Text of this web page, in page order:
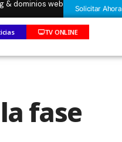
& dominios web Solicitar Ahora
TV ONLINE
fase